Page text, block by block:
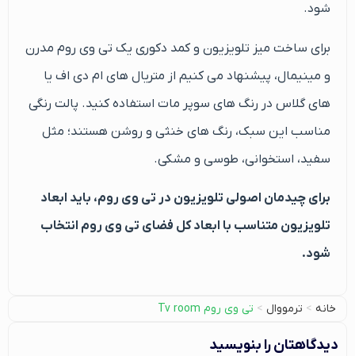
شود.
برای ساخت میز تلویزیون و کمد دکوری یک تی وی روم مدرن
و مینیمال، پیشنهاد می کنیم از متریال های ام دی اف یا
های گلاس در رنگ های سوپر مات استفاده کنید. پالت رنگی
مناسب این سبک، رنگ های خنثی و روشن هستند؛ مثل
سفید، استخوانی، طوسی و مشکی.
برای چیدمان اصولی تلویزیون در تی وی روم، باید ابعاد
تلویزیون متناسب با ابعاد کل فضای تی وی روم انتخاب
شود.
خانه > ترمووال > تی وی روم Tv room
دیدگاهتان را بنویسید